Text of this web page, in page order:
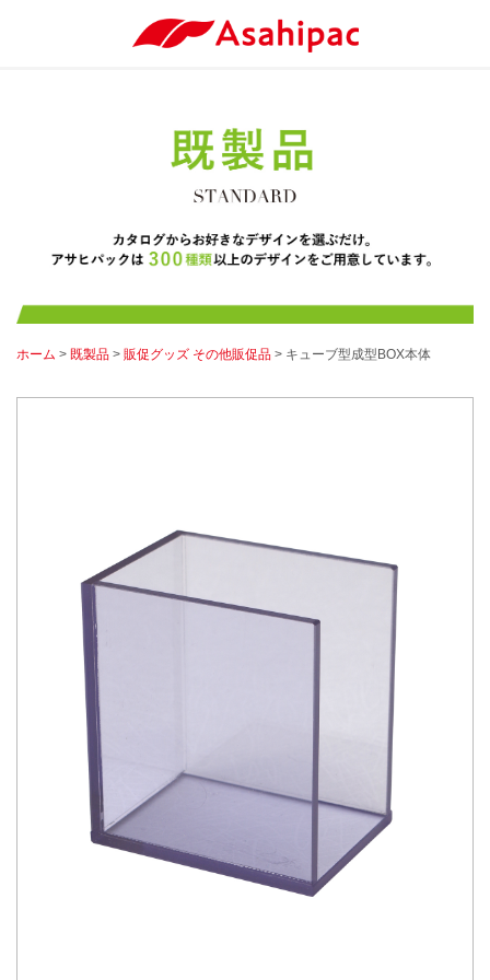
ホーム > 既製品 > 販促グッズ その他販促品 > キューブ型成型BOX本体